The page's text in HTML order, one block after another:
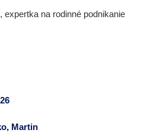
expertka na rodinné podnikanie
Martin